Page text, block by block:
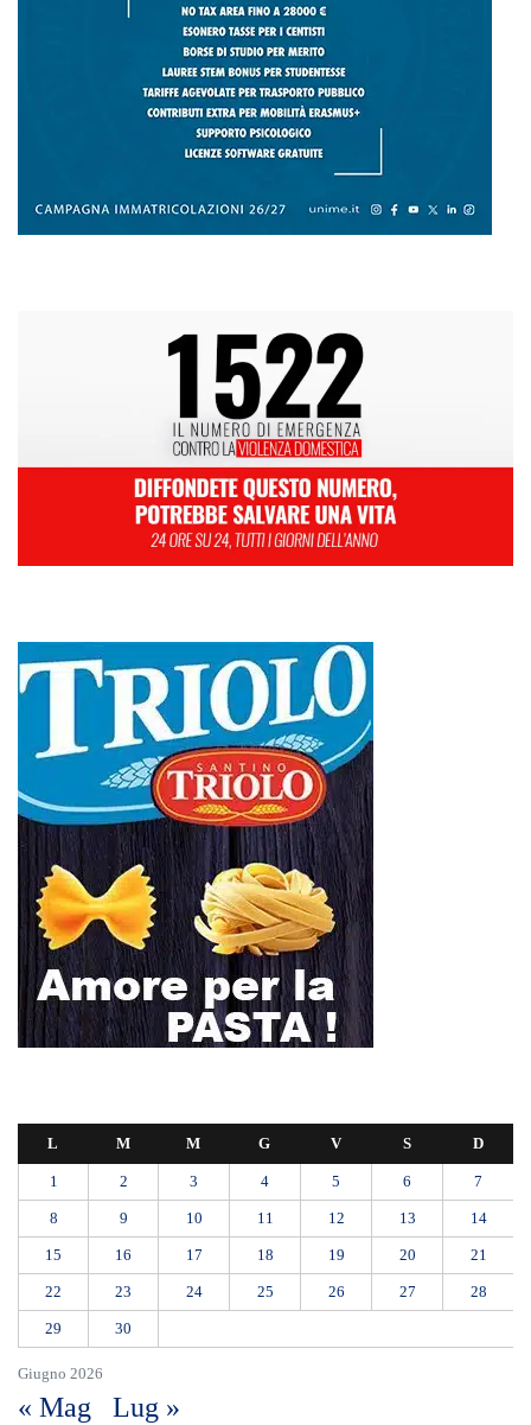
Giugno 2026
L M M G V S D
1 2 3 4 5 6 7
8 9 10 11 12 13 14
15 16 17 18 19 20 21
22 23 24 25 26 27 28
29 30
« Mag Lug »